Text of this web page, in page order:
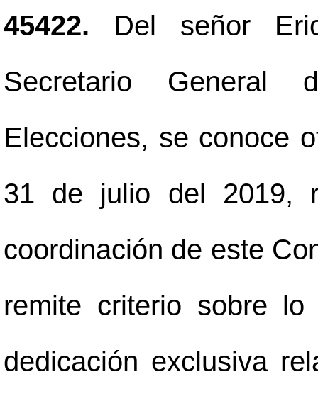
45422. Del señor
Secretario General
Elecciones, se conoce
31 de julio del 2019,
coordinación de este
remite criterio sobre
dedicación exclusiva